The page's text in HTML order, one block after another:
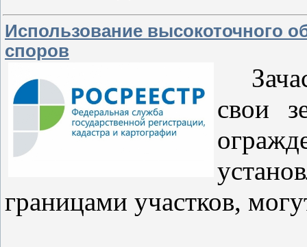
Использование высокоточного
споров
свои
границами участков,